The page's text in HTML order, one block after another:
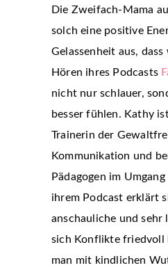
Die Zweifach-Mama
solch eine positive
Gelassenheit aus,
Hören ihres Podcasts
nicht nur schlauer,
besser fühlen. Kathy
Trainerin der
Kommunikation und
Pädagogen im
ihrem Podcast erklärt
anschauliche und sehr
sich Konflikte friedvoll
man mit kindlichen